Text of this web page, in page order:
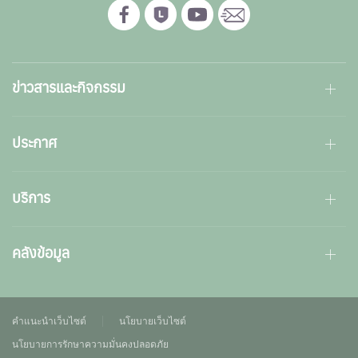
ข่าวสารและกิจกรรม
ประกาศ
บริการ
คลังข้อมูล
คำแนะนำเว็บไซต์
นโยบายเว็บไซต์
นโยบายการรักษาความมั่นคงปลอดภัย